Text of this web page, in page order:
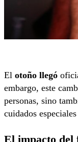
El otoño llegó
embargo, este
personas, sino
cuidados
El impacto del